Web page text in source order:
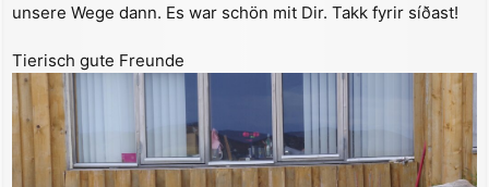
unsere Wege dann. Es war schön mit Dir. Takk fyrir síðast!
Tierisch gute Freunde